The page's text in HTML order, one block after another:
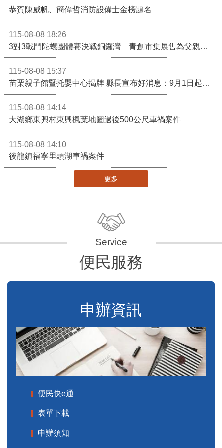
恭賀陳威帆、簡偉哲消防設備士金榜題名
115-08-08 18:26
3對3戰鬥陀螺團體賽決戰銅鑼灣 青創市集展售為父親節增添繽紛
115-08-08 15:37
苗栗親子館暨托嬰中心揭牌 縣長宣布好消息：9月1日起調降臨時托嬰費用
115-08-08 14:14
大湖鄉東興村東興楓葉地圖過後500公尺車禍案件
115-08-08 14:10
後龍鎮福寧里頭湖車禍案件
更多
便民服務
申辦資訊
便民快e通
表單下載
申辦須知